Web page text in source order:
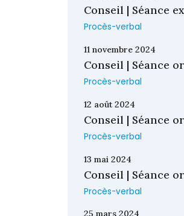
Conseil | Séance
Procès-verbal
11 novembre 2024
Conseil | Séance
Procès-verbal
12 août 2024
Conseil | Séance
Procès-verbal
13 mai 2024
Conseil | Séance
Procès-verbal
25 mars 2024